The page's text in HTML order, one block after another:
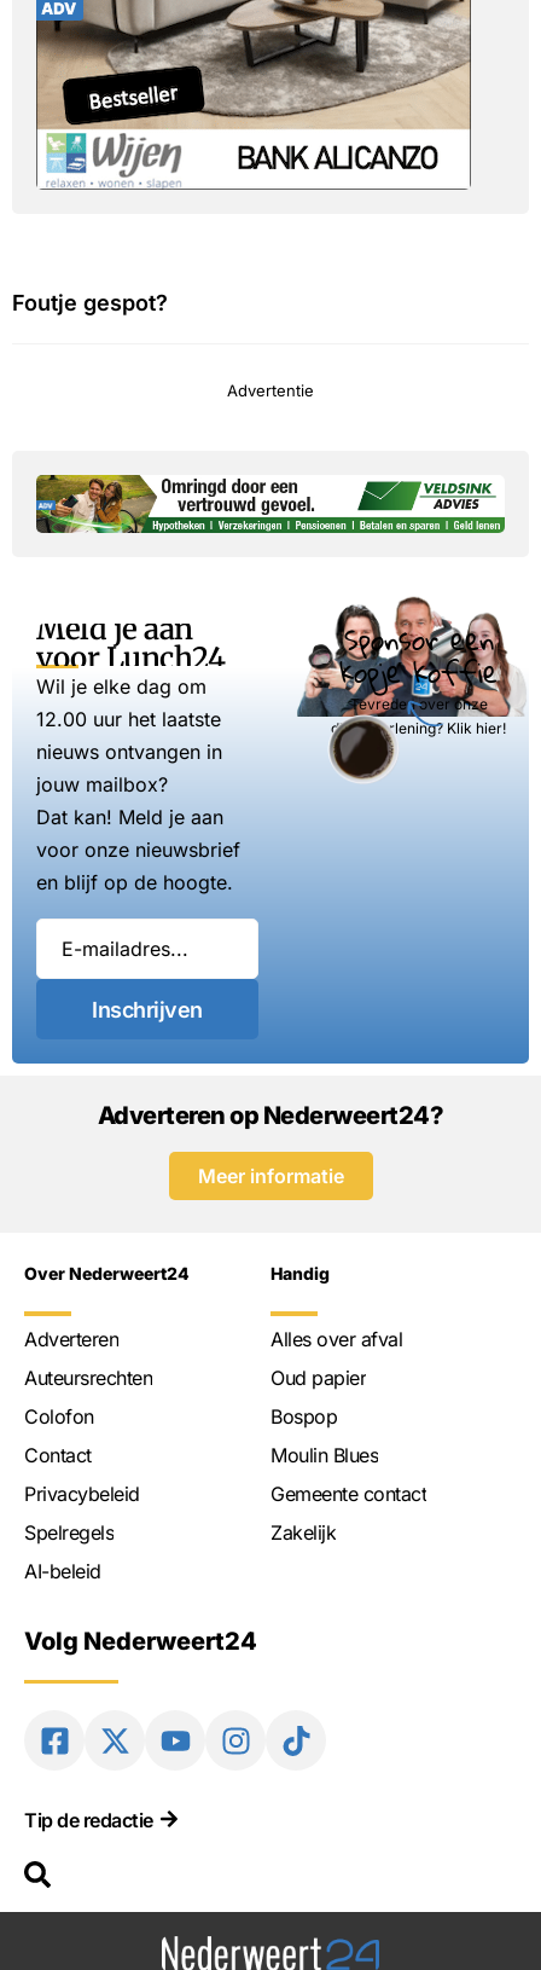
Foutje gespot?
Advertentie
Meld je aan
voor Lunch24
Wil je elke dag om
12.00 uur het laatste
nieuws ontvangen in
jouw mailbox?
Dat kan! Meld je aan
voor onze nieuwsbrief
en blijf op de hoogte.
Inschrijven
Sponsor een
kopje koffie
Tevreden over onze
dienstverlening? Klik hier!
Adverteren op Nederweert24?
Meer informatie
Over Nederweert24
Adverteren
Auteursrechten
Colofon
Contact
Privacybeleid
Spelregels
AI-beleid
Handig
Alles over afval
Oud papier
Bospop
Moulin Blues
Gemeente contact
Zakelijk
Volg Nederweert24
Tip de redactie